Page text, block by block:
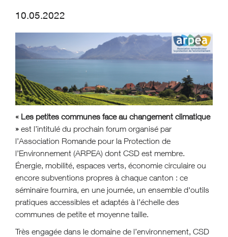
10.05.2022
« Les petites communes face au changement climatique
» est l’intitulé du prochain forum organisé par
l’Association Romande pour la Protection de
l’Environnement (ARPEA) dont CSD est membre.
Énergie, mobilité, espaces verts, économie circulaire ou
encore subventions propres à chaque canton : ce
séminaire fournira, en une journée, un ensemble d'outils
pratiques accessibles et adaptés à l’échelle des
communes de petite et moyenne taille.
Très engagée dans le domaine de l’environnement, CSD